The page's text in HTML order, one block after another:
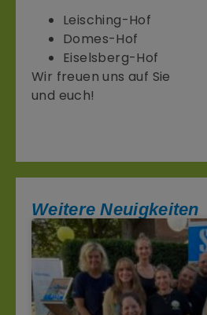
Leisching-Hof
Domes-Hof
Eiselsberg-Hof
Wir freuen uns auf Sie
und euch!
Weitere Neuigkeiten